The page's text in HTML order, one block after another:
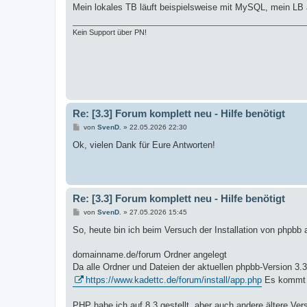
Mein lokales TB läuft beispielsweise mit MySQL, mein
Kein Support über PN!
Re: [3.3] Forum komplett neu - Hilfe benötigt
B
i
von SvenD. » 22.05.2026 22:30
Ok, vielen Dank für Eure Antworten!
Re: [3.3] Forum komplett neu - Hilfe benötigt
B
i
a
von SvenD. » 27.05.2026 15:45
So, heute bin ich beim Versuch der Installation von
domainname.de/forum Ordner angelegt
Da alle Ordner und Dateien der aktuellen phpbb-Version
https://www.kadettc.de/forum/install/app.php Es